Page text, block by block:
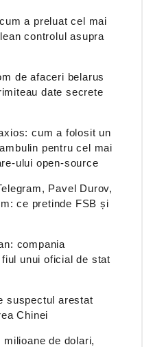
a preluat cel mai
controlul asupra
de afaceri belarus
date secrete
cum a folosit un
pentru cel mai
ului open-source
Pavel Durov,
ce pretinde FSB și
compania
unui oficial de stat
suspectul arestat
Chinei
de dolari,